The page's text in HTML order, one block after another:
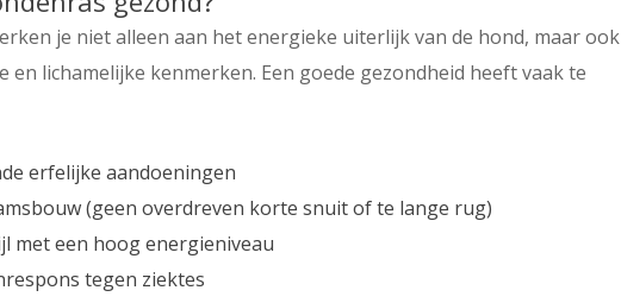
je niet alleen aan het energieke uiterlijk van de hond, maar ook
en lichamelijke kenmerken. Een goede gezondheid heeft vaak te
erfelijke aandoeningen
(geen overdreven korte snuit of te lange rug)
met een hoog energieniveau
tegen ziektes